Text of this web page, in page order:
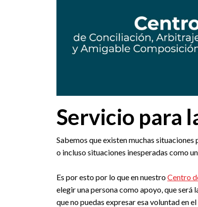
Servicio para
Sabemos que existen muchas
o incluso situaciones inesperadas como
Es por esto por lo que en nuestroCentro
elegir una persona como apoyo, que será
que no puedas expresar esa voluntad en